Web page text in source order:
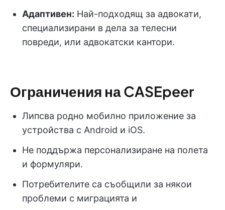
Адаптивен: Най-подходящ за адвокати,
специализирани в дела за телесни
повреди, или адвокатски кантори.
Ограничения на CASEpeer
Липсва родно мобилно приложение за
устройства с Android и iOS.
Не поддържа персонализиране на полета
и формуляри.
Потребителите са съобщили за някои
проблеми с миграцията и